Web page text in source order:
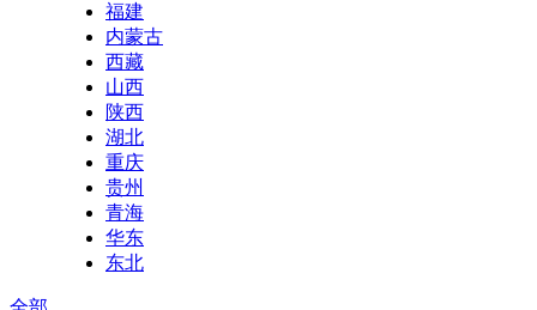
福建
内蒙古
西藏
山西
陕西
湖北
重庆
贵州
青海
华东
东北